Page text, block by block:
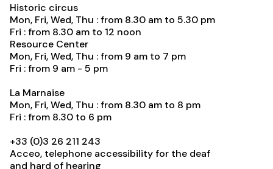
Historic circus
Mon, Fri, Wed, Thu : from 8.30 am to 5.30 pm
Fri : from 8.30 am to 12 noon
Resource Center
Mon, Fri, Wed, Thu : from 9 am to 7 pm
Fri : from 9 am - 5 pm
La Marnaise
Mon, Fri, Wed, Thu : from 8.30 am to 8 pm
Fri : from 8.30 to 6 pm
+33 (0)3 26 211 243
Acceo, telephone accessibility for the deaf
and hard of hearing